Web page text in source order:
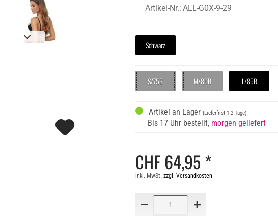
Artikel-Nr.: ALL-G0X-9-29
Schwarz
S/75B M/80B L/85B
Artikel an Lager(Lieferfrist 1-2 Tage)
Bis 17 Uhr bestellt, morgen geliefert
CHF 64,95 *
inkl. MwSt.zzgl. Versandkosten